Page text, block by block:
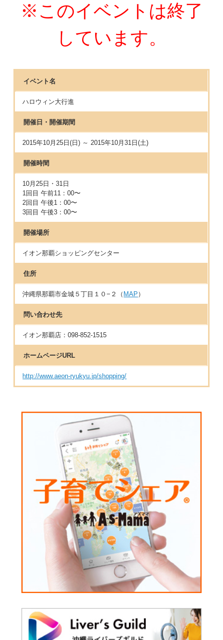
※このイベントは終了
しています。
イベント名
ハロウィン大行進
開催日・開催期間
2015年10月25日(日) ～ 2015年10月31日(土)
開催時間
10月25日・31日
1回目 午前11：00〜
2回目 午後1：00〜
3回目 午後3：00〜
開催場所
イオン那覇ショッピングセンター
住所
沖縄県那覇市金城５丁目１０−２（ MAP ）
問い合わせ先
イオン那覇店：098-852-1515
ホームページURL
http://www.aeon-ryukyu.jp/shopping/